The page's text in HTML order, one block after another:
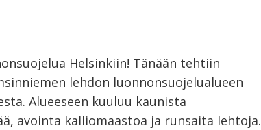
Helsinkiin! Tänään tehtiin
lehdon luonnonsuojelualueen
Alueeseen kuuluu kaunista
avointa kalliomaastoa ja runsaita lehtoja.